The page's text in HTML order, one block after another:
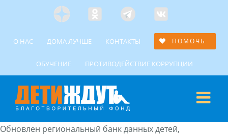
ЯндексОдноклассники
Telegramm
Custom
О НАС ДОМА ЛУЧШЕ КОНТАКТЫ ПОМОЧЬ
ОБУЧЕНИЕ ПРОТИВОДЕЙСТВИЕ КОРРУПЦИИ
Обновлен региональный банк данных детей,